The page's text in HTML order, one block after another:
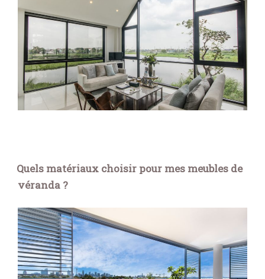
Quels matériaux choisir pour mes meubles de
véranda ?